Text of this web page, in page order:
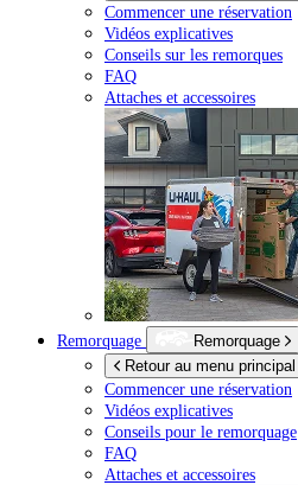
Commencer une réservation
Vidéos explicatives
Conseils sur les remorques
FAQ
Attaches et accessoires
Remorquage
Remorquage
Retour au menu principal
Commencer une réservation
Vidéos explicatives
Conseils pour le remorquage
FAQ
Attaches et accessoires